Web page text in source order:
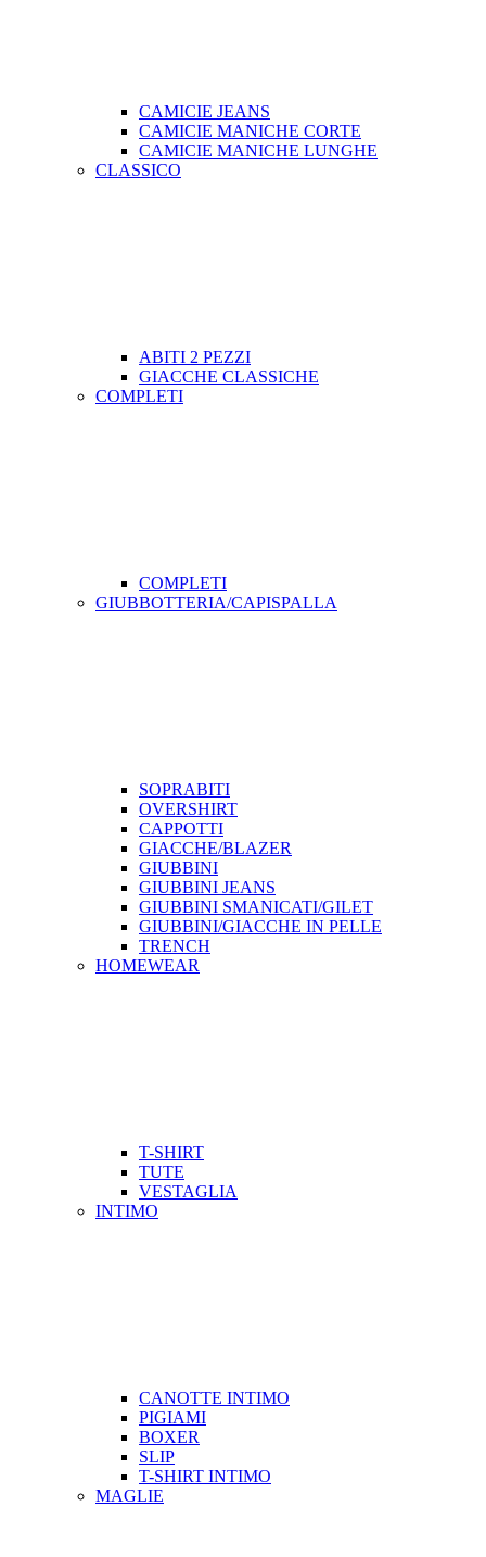
CAMICIE JEANS
CAMICIE MANICHE CORTE
CAMICIE MANICHE LUNGHE
CLASSICO
ABITI 2 PEZZI
GIACCHE CLASSICHE
COMPLETI
COMPLETI
GIUBBOTTERIA/CAPISPALLA
SOPRABITI
OVERSHIRT
CAPPOTTI
GIACCHE/BLAZER
GIUBBINI
GIUBBINI JEANS
GIUBBINI SMANICATI/GILET
GIUBBINI/GIACCHE IN PELLE
TRENCH
HOMEWEAR
T-SHIRT
TUTE
VESTAGLIA
INTIMO
CANOTTE INTIMO
PIGIAMI
BOXER
SLIP
T-SHIRT INTIMO
MAGLIE